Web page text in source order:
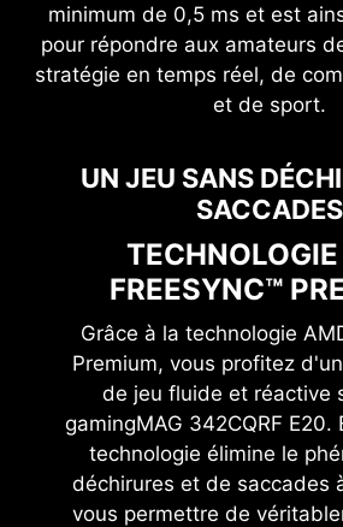
minimum de 0,5 ms et est
pour répondre aux amateurs
stratégie en temps réel, de
et de sport.
scintillements et la lumière
pendant votre jeu. Vous
longues sessions de gaming
fatigue oculaire.
UN JEU SANS
SACCADES
FREESYNC™
Grâce à la technologie
Premium, vous profitez
de jeu fluide et réactive
gamingMAG 342CQRF E20.
technologie élimine le
déchirures et de saccades
vous permettre de